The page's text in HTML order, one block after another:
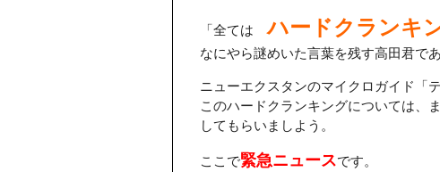
「全てはハードクランキ
なにやら謎めいた言葉を残す高田君であ
ニューエクスタンのマイクロガイド「
このハードクランキングについては、
してもらいましよう。
ここで緊急ニュースです。